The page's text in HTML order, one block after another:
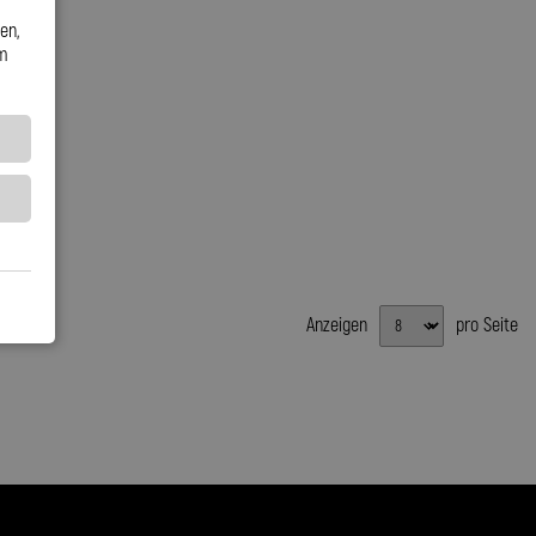
Anzeigen pro Seite